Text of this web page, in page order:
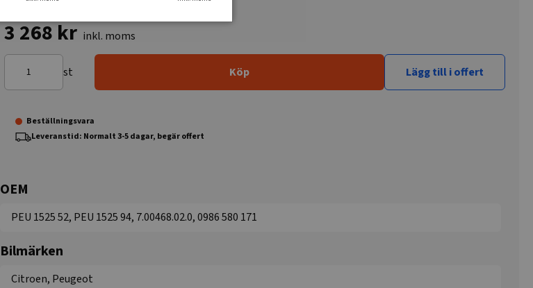
3 268 kr inkl. moms
st Köp Lägg till i offert
Beställningsvara
Leveranstid: Normalt 3-5 dagar, begär offert
OEM
PEU 1525 52, PEU 1525 94, 7.00468.02.0, 0986 580 171
Bilmärken
Citroen, Peugeot